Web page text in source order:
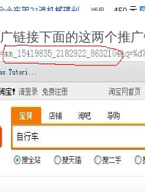
链接下面的这两个推